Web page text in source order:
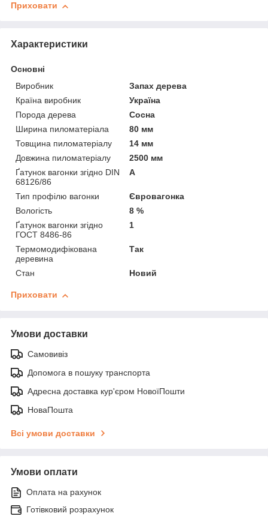
Приховати
Характеристики
Основні
Виробник
Запах дерева
Країна виробник
Україна
Порода дерева
Сосна
Ширина пиломатеріала
80 мм
Товщина пиломатеріалу
14 мм
Довжина пиломатеріалу
2500 мм
Ґатунок вагонки згідно DIN
68126/86
А
Тип профілю вагонки
Євровагонка
Вологість
8 %
Ґатунок вагонки згідно
ГОСТ 8486-86
1
Термомодифікована
деревина
Так
Стан Новий
Приховати
Умови доставки
Самовивіз
Допомога в пошуку транспорта
Адресна доставка кур'єром НовоїПошти
НоваПошта
Всі умови доставки
Умови оплати
Оплата на рахунок
Готівковий розрахунок